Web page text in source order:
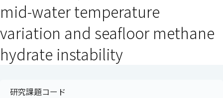
mid-water temperature
variation and seafloor methane
hydrate instability
研究課題コード